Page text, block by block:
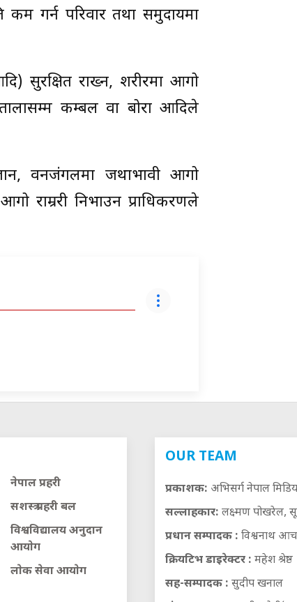
कम गर्न परिवार तथा समुदायमा
सुरक्षित राख्न, शरीरमा आगो
कम्बल वा बोरा आदिले
जान, वनजंगलमा जथाभावी आगो
राम्ररी निभाउन प्राधिकरणले
नेपाल प्रहरी
सशस्त्र प्रहरी बल
विश्वविद्यालय अनुदान
आयाेग
लाेक सेवा आयाेग
OUR TEAM
प्रकाशक: अभिसर्ग नेपाल
सल्लाहकार: लक्ष्मण पोखरेल,
प्रधान सम्पादक : विश्वनाथ
क्रियटिभ डाइरेक्टर : महेश श्रेष्ठ
सह-सम्पादक : सुदीप खनाल